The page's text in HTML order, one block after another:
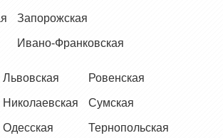
Запорожская
Ивано-Франковская
Львовская
Николаевская
Одесская
Ровенская
Сумская
Тернопольская